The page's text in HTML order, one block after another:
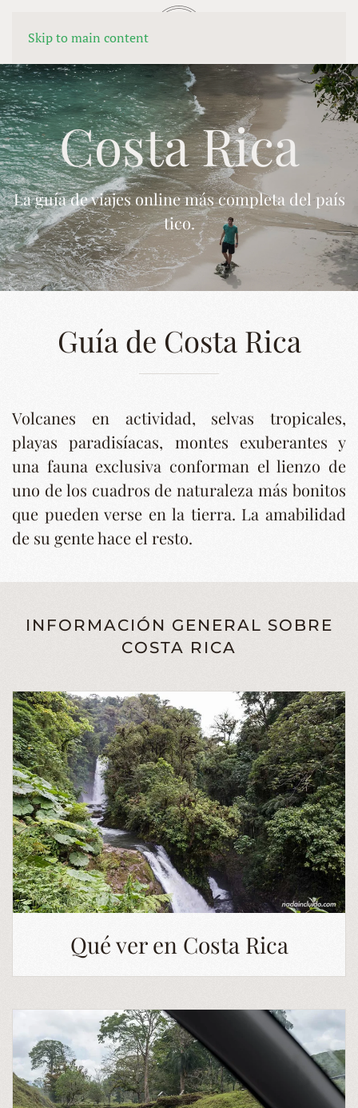
Skip to main content
MENÚ
Costa Rica
La guía de viajes online más completa del país
tico.
Guía de Costa Rica
Volcanes en actividad, selvas tropicales,
playas paradisíacas, montes exuberantes y
una fauna exclusiva conforman el lienzo de
uno de los cuadros de naturaleza más bonitos
que pueden verse en la tierra. La amabilidad
de su gente hace el resto.
INFORMACIÓN GENERAL SOBRE
COSTA RICA
Qué ver en Costa Rica